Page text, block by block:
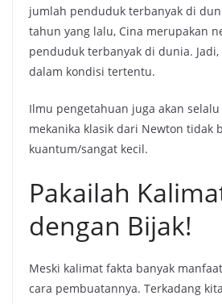
jumlah penduduk terbanyak di
tahun yang lalu, Cina merupakan
penduduk terbanyak di dunia.
dalam kondisi tertentu.
Ilmu pengetahuan juga akan selalu
mekanika klasik dari Newton tidak
kuantum/sangat kecil.
Pakailah
dengan Bijak!
Meski kalimat fakta banyak
cara pembuatannya. Terkadang